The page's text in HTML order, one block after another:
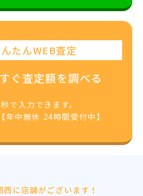
たんWEB査定
ぐ査定額を調べる
で入力できます。
年中無休 24時間受付中】
西に店舗がございます！